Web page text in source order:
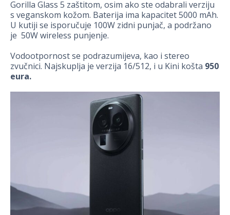
Gorilla Glass 5 zaštitom, osim ako ste odabrali verziju
s veganskom kožom. Baterija ima kapacitet 5000 mAh.
U kutiji se isporučuje 100W zidni punjač, a podržano
je 50W wireless punjenje.
Vodootpornost se podrazumijeva, kao i stereo
zvučnici. Najskuplja je verzija 16/512, i u Kini košta 950
eura.